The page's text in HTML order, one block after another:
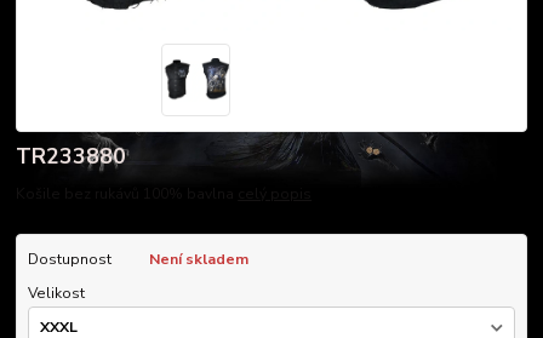
TR233880
Dostupnost
Není skladem
Velikost